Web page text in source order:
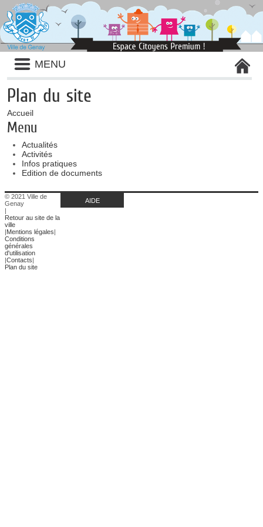
Liste
des
avertissements
MENU
Plan du site
Accueil
Menu
Actualités
Activités
Infos pratiques
Edition de documents
© 2021 Ville de
Genay
Retour au site de la
ville
Mentions légales
Conditions
générales
d'utilisation
Contacts
Plan du site
AIDE